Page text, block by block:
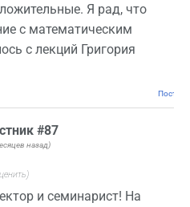
Я рад, что
с математическим
с лекций Григория
#87
назад)
и семинарист! На